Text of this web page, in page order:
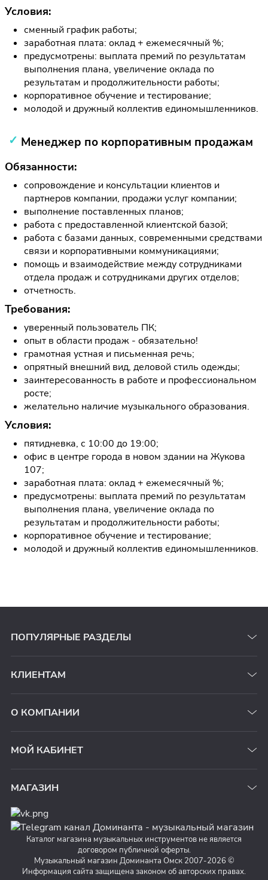
Условия:
сменный график работы;
заработная плата: оклад + ежемесячный %;
предусмотрены: выплата премий по результатам
выполнения плана, увеличение оклада по
результатам и продолжительности работы;
корпоративное обучение и тестирование;
молодой и дружный коллектив единомышленников.
Менеджер по корпоративным продажам
Обязанности:
сопровождение и консультации клиентов и
партнеров компании, продажи услуг компании;
выполнение поставленных планов;
работа с предоставленной клиентской базой;
работа с базами данных, современными средствами
связи и корпоративными коммуникациями;
помощь и взаимодействие между сотрудниками
отдела продаж и сотрудниками других отделов;
отчетность.
Требования:
уверенный пользователь ПК;
опыт в области продаж - обязательно!
грамотная устная и письменная речь;
опрятный внешний вид, деловой стиль одежды;
заинтересованность в работе и профессиональном
росте;
желательно наличие музыкального образования.
Условия:
пятидневка, с 10:00 до 19:00;
офис в центре города в новом здании на Жукова
107;
заработная плата: оклад + ежемесячный %;
предусмотрены: выплата премий по результатам
выполнения плана, увеличение оклада по
результатам и продолжительности работы;
корпоративное обучение и тестирование;
молодой и дружный коллектив единомышленников.
ПОПУЛЯРНЫЕ РАЗДЕЛЫ
КЛИЕНТАМ
О КОМПАНИИ
МОЙ КАБИНЕТ
МАГАЗИН
Каталог магазина музыкальных инструментов не является
договором публичной оферты.
Музыкальный магазин Доминанта Омск 2007-2026 ©
Информация сайта защищена законом об авторских правах.